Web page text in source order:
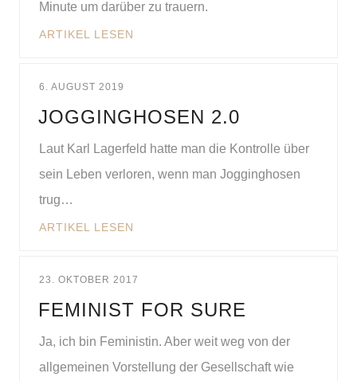
Minute um darüber zu trauern.
ARTIKEL LESEN
6. AUGUST 2019
JOGGINGHOSEN 2.0
Laut Karl Lagerfeld hatte man die Kontrolle über
sein Leben verloren, wenn man Jogginghosen
trug…
ARTIKEL LESEN
23. OKTOBER 2017
FEMINIST FOR SURE
Ja, ich bin Feministin. Aber weit weg von der
allgemeinen Vorstellung der Gesellschaft wie